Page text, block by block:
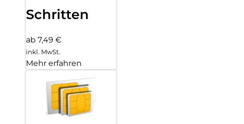
Schritten
ab 7,49 €
inkl. MwSt.
Mehr erfahren